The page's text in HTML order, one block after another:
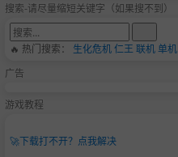
搜索-请尽量缩短关键字（如果搜不到）
🔥 热门搜索： 生化危机仁王 联机单机
广告
游戏教程
🚀下载打不开？点我解决